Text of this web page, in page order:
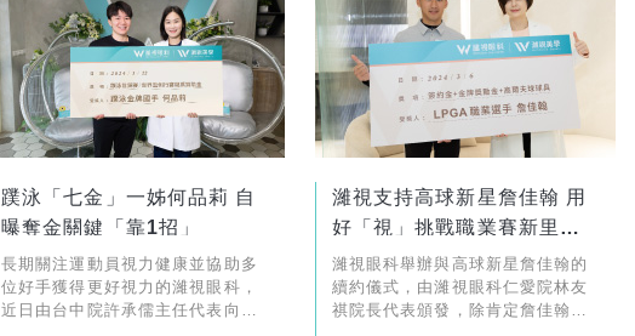
蹼泳「七金」一姊何品莉 自
曝奪金關鍵「靠1招」
長期關注運動員視力健康並協助多
位好手獲得更好視力的濰視眼科，
近日由台中院許承儒主任代表向
濰視支持高球新星詹佳翰 用
好「視」挑戰職業賽新里程
碑
濰視眼科舉辦與高球新星詹佳翰的
續約儀式，由濰視眼科仁愛院林友
祺院長代表頒發，除肯定詹佳翰的